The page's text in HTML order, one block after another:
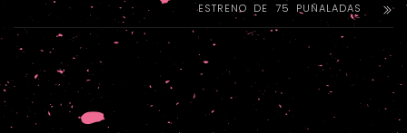
ESTRENO DE 75 PUÑALADAS